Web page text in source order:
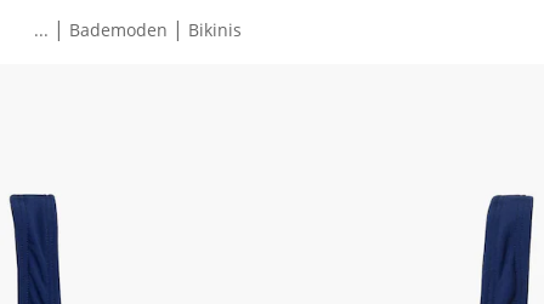
... | Bademoden | Bikinis